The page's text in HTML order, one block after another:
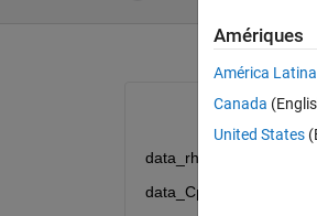
data_rho = [7840,0.44];
data_Cp =
Amériques
América Latina
Canada
United States